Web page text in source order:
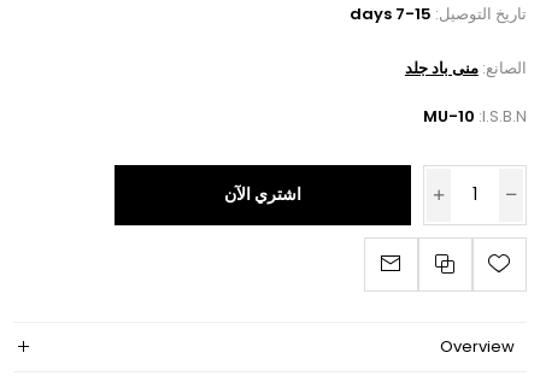
تاريخ التوصيل: 7-15 days
الصانع: منى باد جلد
I.S.B.N:
MU-10
اشتري الآن
Overview